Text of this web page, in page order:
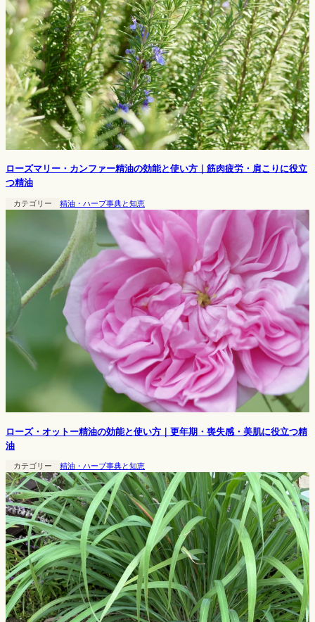
ローズマリー・カンファー精油の効能と使い方｜筋肉疲労・肩こりに役立
つ精油
カテゴリー 精油・ハーブ事典と知恵
ローズ・オットー精油の効能と使い方｜更年期・喪失感・美肌に役立つ精
油
カテゴリー 精油・ハーブ事典と知恵